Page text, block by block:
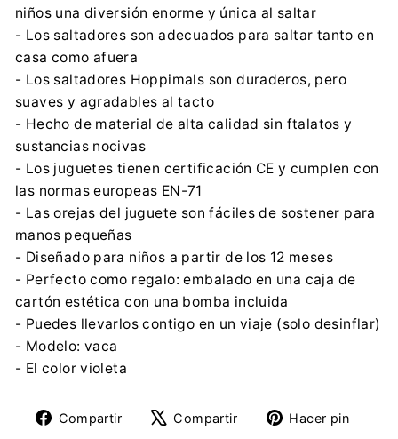
niños una diversión enorme y única al saltar
- Los saltadores son adecuados para saltar tanto en
casa como afuera
- Los saltadores Hoppimals son duraderos, pero
suaves y agradables al tacto
- Hecho de material de alta calidad sin ftalatos y
sustancias nocivas
- Los juguetes tienen certificación CE y cumplen con
las normas europeas EN-71
- Las orejas del juguete son fáciles de sostener para
manos pequeñas
- Diseñado para niños a partir de los 12 meses
- Perfecto como regalo: embalado en una caja de
cartón estética con una bomba incluida
- Puedes llevarlos contigo en un viaje (solo desinflar)
- Modelo: vaca
- El color violeta
Compartir
CompartirCompartir
TuitearHacer pin